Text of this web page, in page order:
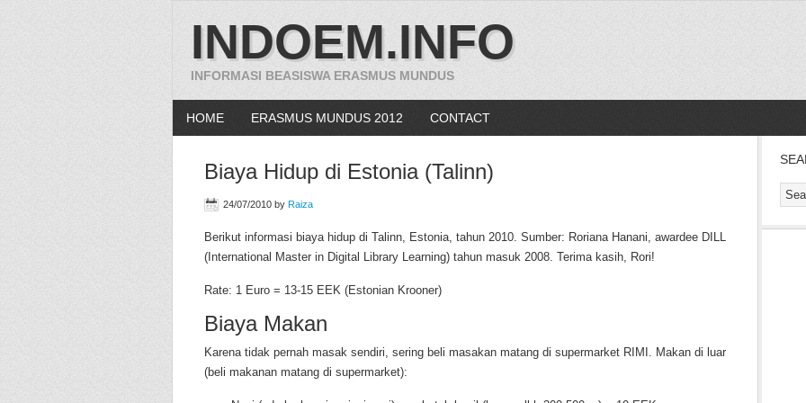
INDOEM.INFO
INFORMASI BEASISWA ERASMUS MUNDUS
HOME ERASMUS MUNDUS 2012 CONTACT
Biaya Hidup di Estonia (Talinn)
24/07/2010 by Raiza
Berikut informasi biaya hidup di Talinn, Estonia, tahun 2010. Sumber: Roriana Hanani, awardee DILL
(International Master in Digital Library Learning) tahun masuk 2008. Terima kasih, Rori!
Rate: 1 Euro = 13-15 EEK (Estonian Krooner)
Biaya Makan
Karena tidak pernah masak sendiri, sering beli masakan matang di supermarket RIMI. Makan di luar
(beli makanan matang di supermarket):